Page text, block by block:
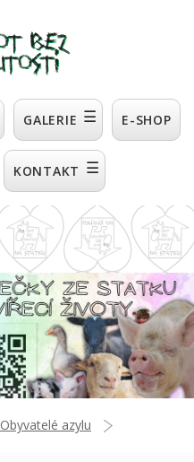
GALERIE ☰ E-SHOP
KONTAKT ☰
Obyvatelé azylu